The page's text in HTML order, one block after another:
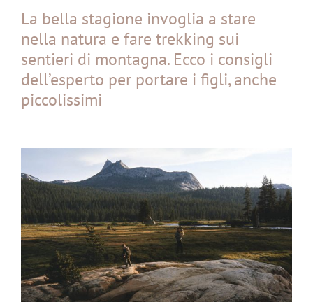
La bella stagione invoglia a stare
nella natura e fare trekking sui
sentieri di montagna. Ecco i consigli
dell’esperto per portare i figli, anche
piccolissimi